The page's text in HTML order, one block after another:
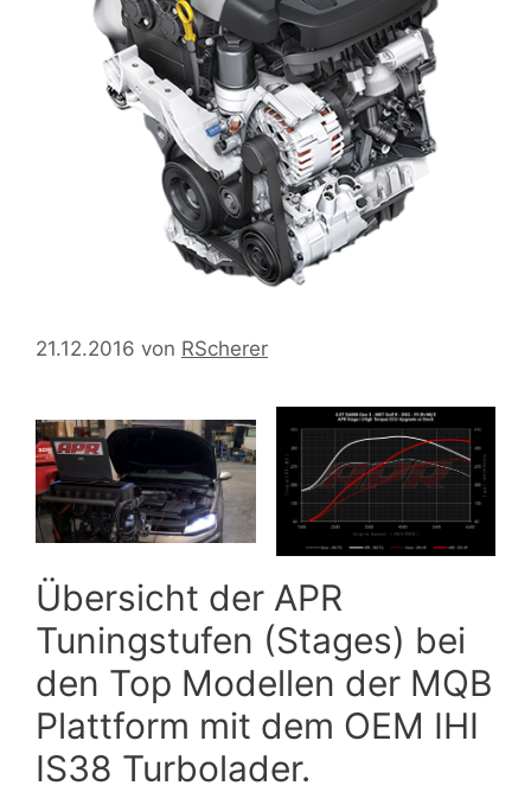
21.12.2016 von RScherer
Übersicht der APR
Tuningstufen (Stages) bei
den Top Modellen der MQB
Plattform mit dem OEM IHI
IS38 Turbolader.